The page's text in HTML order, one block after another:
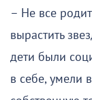
– Не все
вырастить
дети были
в себе, умели